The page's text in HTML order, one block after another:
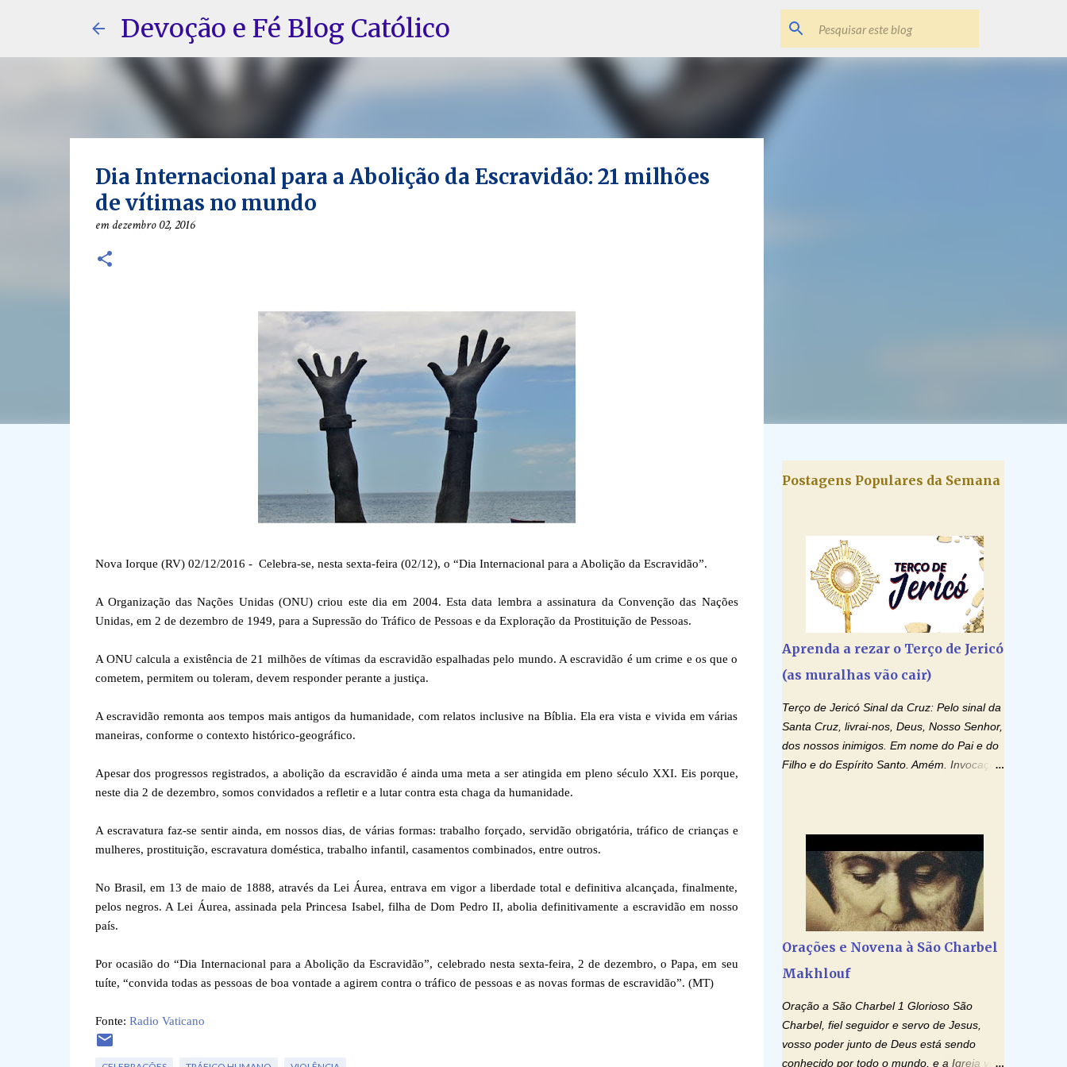
Pular para o conteúdo principal
Devoção e Fé Blog Católico
Dia Internacional para a Abolição da Escravidão: 21 milhões
de vítimas no mundo
emdezembro 02, 2016
Nova Iorque (RV) 02/12/2016 - Celebra-se, nesta sexta-feira (02/12), o “Dia Internacional para a Abolição da Escravidão”.
A Organização das Nações Unidas (ONU) criou este dia em 2004. Esta data lembra a assinatura da Convenção das Nações
Unidas, em 2 de dezembro de 1949, para a Supressão do Tráfico de Pessoas e da Exploração da Prostituição de Pessoas.
A ONU calcula a existência de 21 milhões de vítimas da escravidão espalhadas pelo mundo. A escravidão é um crime e os que o
cometem, permitem ou toleram, devem responder perante a justiça.
A escravidão remonta aos tempos mais antigos da humanidade, com relatos inclusive na Bíblia. Ela era vista e vivida em várias
maneiras, conforme o contexto histórico-geográfico.
Apesar dos progressos registrados, a abolição da escravidão é ainda uma meta a ser atingida em pleno século XXI. Eis porque,
neste dia 2 de dezembro, somos convidados a refletir e a lutar contra esta chaga da humanidade.
A escravatura faz-se sentir ainda, em nossos dias, de várias formas: trabalho forçado, servidão obrigatória, tráfico de crianças e
mulheres, prostituição, escravatura doméstica, trabalho infantil, casamentos combinados, entre outros.
No Brasil, em 13 de maio de 1888, através da Lei Áurea, entrava em vigor a liberdade total e definitiva alcançada, finalmente,
pelos negros. A Lei Áurea, assinada pela Princesa Isabel, filha de Dom Pedro II, abolia definitivamente a escravidão em nosso
país.
Por ocasião do “Dia Internacional para a Abolição da Escravidão”, celebrado nesta sexta-feira, 2 de dezembro, o Papa, em seu
tuíte, “convida todas as pessoas de boa vontade a agirem contra o tráfico de pessoas e as novas formas de escravidão”. (MT)
Fonte: Radio Vaticano
Postagens Populares da Semana
Aprenda a rezar o Terço de Jericó
(as muralhas vão cair)
Terço de Jericó Sinal da Cruz: Pelo sinal da
Santa Cruz, livrai-nos, Deus, Nosso Senhor,
dos nossos inimigos. Em nome do Pai e do
Filho e do Espírito Santo. Amém. Invocação
renovareis a face da terra. Oremos: Ó
Deus, que instruístes os corações dos
vossos fiéis com a luz do Espírito Santo,
fazei que apreciemos retamente todas as
gozemos sempre da sua consolação. Por
Cristo, Senhor Nosso. Amém. Creio: Creio
céu e da terra; e em Jesus Cristo, seu único
Filho, nosso Senhor; que foi concebido pelo
poder do Espí­rito Santo; nasceu da Virgem
Orações e Novena à São Charbel
Makhlouf
Oração a São Charbel 1 Glorioso São
Charbel, fiel seguidor e servo de Jesus,
vosso poder junto de Deus está sendo
conhecido por todo o mundo, e a Igreja vos